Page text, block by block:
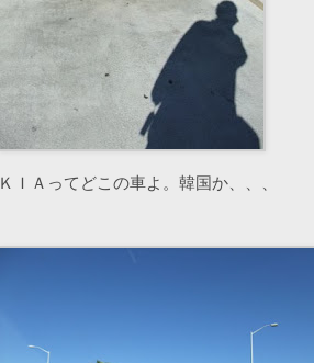
ＫＩＡってどこの車よ。韓国か、、、